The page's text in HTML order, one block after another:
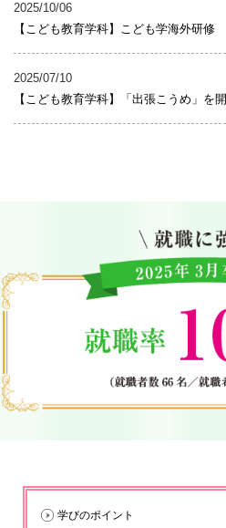
2025/10/06
【こども教育学科】こども学海外研修
2025/07/10
【こども教育学科】「出張こうめ」を
学びのポイント